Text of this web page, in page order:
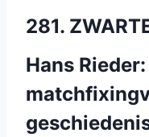
281.
Hans Rieder: